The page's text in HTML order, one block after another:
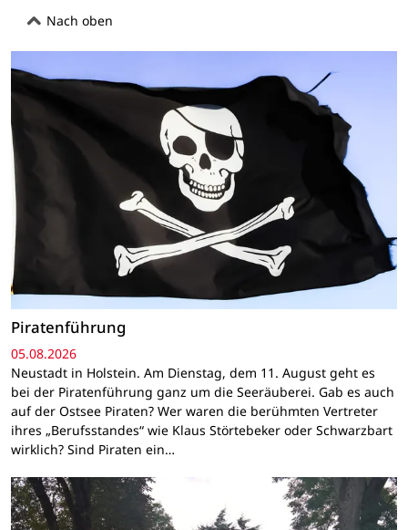
Nach oben
Piratenführung
05.08.2026
Neustadt in Holstein. Am Dienstag, dem 11. August geht es
bei der Piratenführung ganz um die Seeräuberei. Gab es auch
auf der Ostsee Piraten? Wer waren die berühmten Vertreter
ihres „Berufsstandes“ wie Klaus Störtebeker oder Schwarzbart
wirklich? Sind Piraten ein…